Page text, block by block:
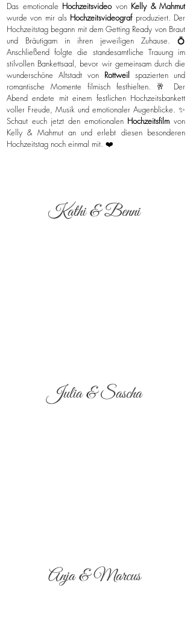
Das emotionale Hochzeitsvideovon Kelly & Mahmut
wurde von mir als Hochzeitsvideograf produziert. Der
Hochzeitstag begann mit dem Getting Ready von Braut
und Bräutigam in ihren jeweiligen Zuhause. 💍
Anschließend folgte die standesamtliche Trauung im
stilvollen Bankettsaal, bevor wir gemeinsam durch die
wunderschöne Altstadt von Rottweil spazierten und
romantische Momente filmisch festhielten. 🥂 Der
Abend endete mit einem festlichen Hochzeitsbankett
voller Freude, Musik und emotionaler Augenblicke. ✨
Schaut euch jetzt den emotionalen Hochzeitsfilmvon
Kelly & Mahmut an und erlebt diesen besonderen
Hochzeitstag noch einmal mit. ❤️
Kathi & Benni
Julia & Sascha
Anja & Marcus